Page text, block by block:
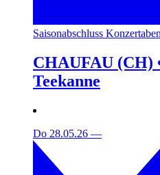
Saisonabschluss
CHAUFAU (CH)
Teekanne
Do 28.05.26 —